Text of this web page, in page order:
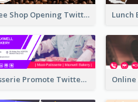
Coffee Shop Opening Twitter Header
Patisserie Promote Twitter Header